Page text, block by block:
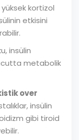
kortizol
etkisini
insülin
metabolik
over
insülin
gibi tiroid